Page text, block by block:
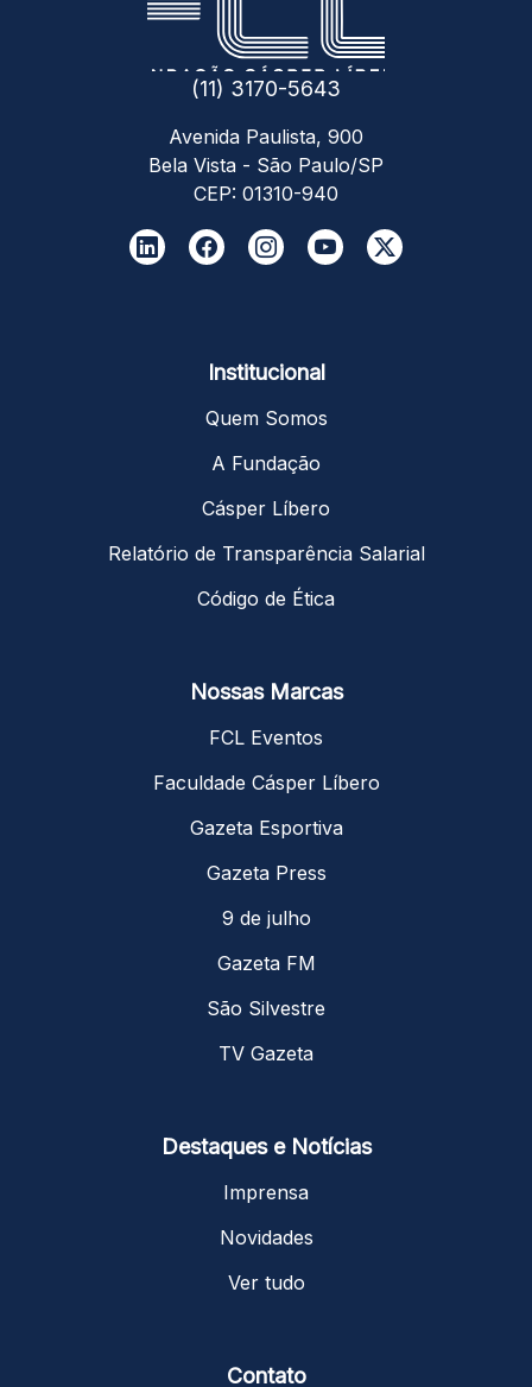
(11) 3170-5643
Avenida Paulista, 900
Bela Vista - São Paulo/SP
CEP: 01310-940
Institucional
Quem Somos
A Fundação
Cásper Líbero
Relatório de Transparência Salarial
Código de Ética
Nossas Marcas
FCL Eventos
Faculdade Cásper Líbero
Gazeta Esportiva
Gazeta Press
9 de julho
Gazeta FM
São Silvestre
TV Gazeta
Destaques e Notícias
Imprensa
Novidades
Ver tudo
Contato